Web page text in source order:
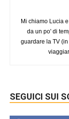
Mi chiamo Lucia
da un po' di
guardare la TV
SEGUICI SUI